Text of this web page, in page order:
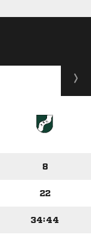
8
22
34:44